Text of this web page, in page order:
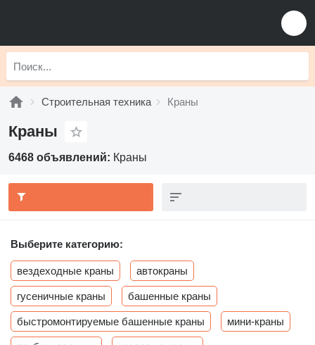
Строительная техника Краны
Краны
6468 объявлений: Краны
Выберите категорию:
вездеходные краны автокраны
гусеничные краны башенные краны
быстромонтируемые башенные краны мини-краны